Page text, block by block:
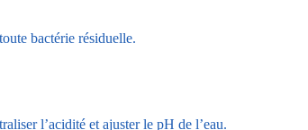
bactérie résiduelle.
l’acidité et ajuster le pH de l’eau.